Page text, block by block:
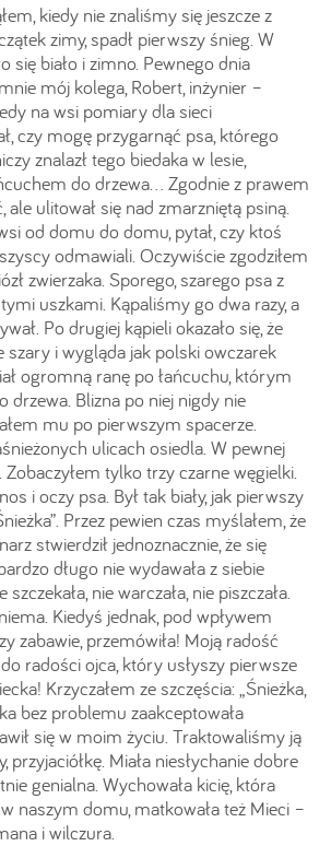
kiedy nie znaliśmy się jeszcze z
zimy, spadł pierwszy śnieg. W
się biało i zimno. Pewnego dnia
mój kolega, Robert, inżynier –
na wsi pomiary dla sieci
czy mogę przygarnąć psa, którego
znalazł tego biedaka w lesie,
do drzewa… Zgodnie z prawem
ale ulitował się nad zmarzniętą psiną.
od domu do domu, pytał, czy ktoś
odmawiali. Oczywiście zgodziłem
zwierzaka. Sporego, szarego psa z
uszkami. Kąpaliśmy go dwa razy, a
Po drugiej kąpieli okazało się, że
szary i wygląda jak polski owczarek
ogromną ranę po łańcuchu, którym
drzewa. Blizna po niej nigdy nie
mu po pierwszym spacerze.
ulicach osiedla. W pewnej
Zobaczyłem tylko trzy czarne węgielki.
i oczy psa. Był tak biały, jak pierwszy
Przez pewien czas myślałem, że
stwierdził jednoznacznie, że się
długo nie wydawała z siebie
nie warczała, nie piszczała.
Kiedyś jednak, pod wpływem
zabawie, przemówiła! Moją radość
radości ojca, który usłyszy pierwsze
Krzyczałem ze szczęścia: „Śnieżka,
bez problemu zaakceptowała
się w moim życiu. Traktowaliśmy ją
przyjaciółkę. Miała niesłychanie dobre
genialna. Wychowała kicię, która
naszym domu, matkowała też Mieci –
i wilczura.